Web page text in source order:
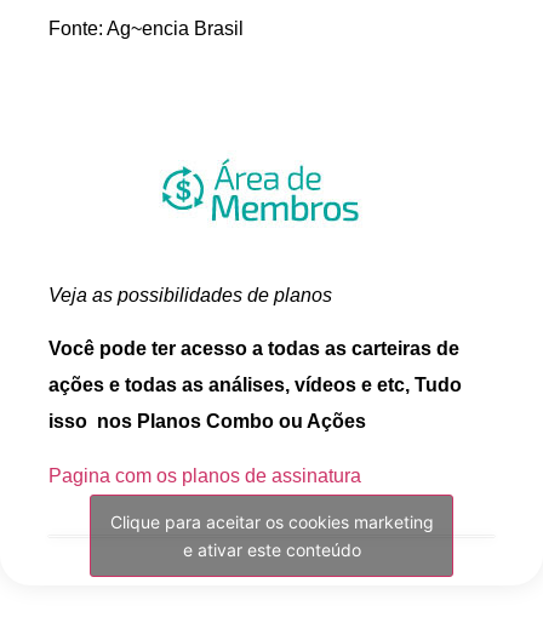
Fonte: Ag~encia Brasil
Veja as possibilidades de planos
Você pode ter acesso a todas as carteiras de
ações e todas as análises, vídeos e etc, Tudo
isso nos Planos Combo ou Ações
Pagina com os planos de assinatura
Clique para aceitar os cookies marketing
e ativar este conteúdo